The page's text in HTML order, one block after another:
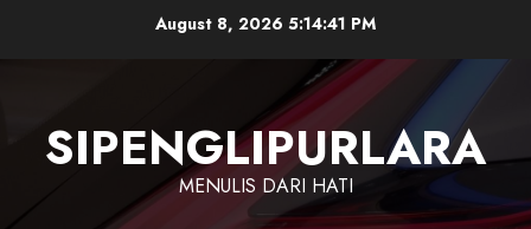
August 8, 2026 5:14:41 PM
SIPENGLIPURLARA
MENULIS DARI HATI